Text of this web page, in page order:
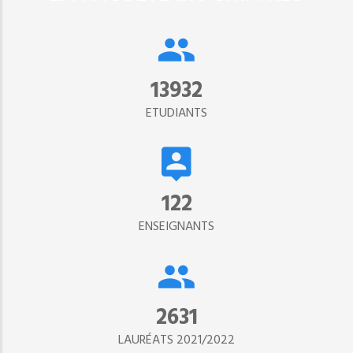
15302
ETUDIANTS
134
ENSEIGNANTS
2890
LAURÉATS 2021/2022